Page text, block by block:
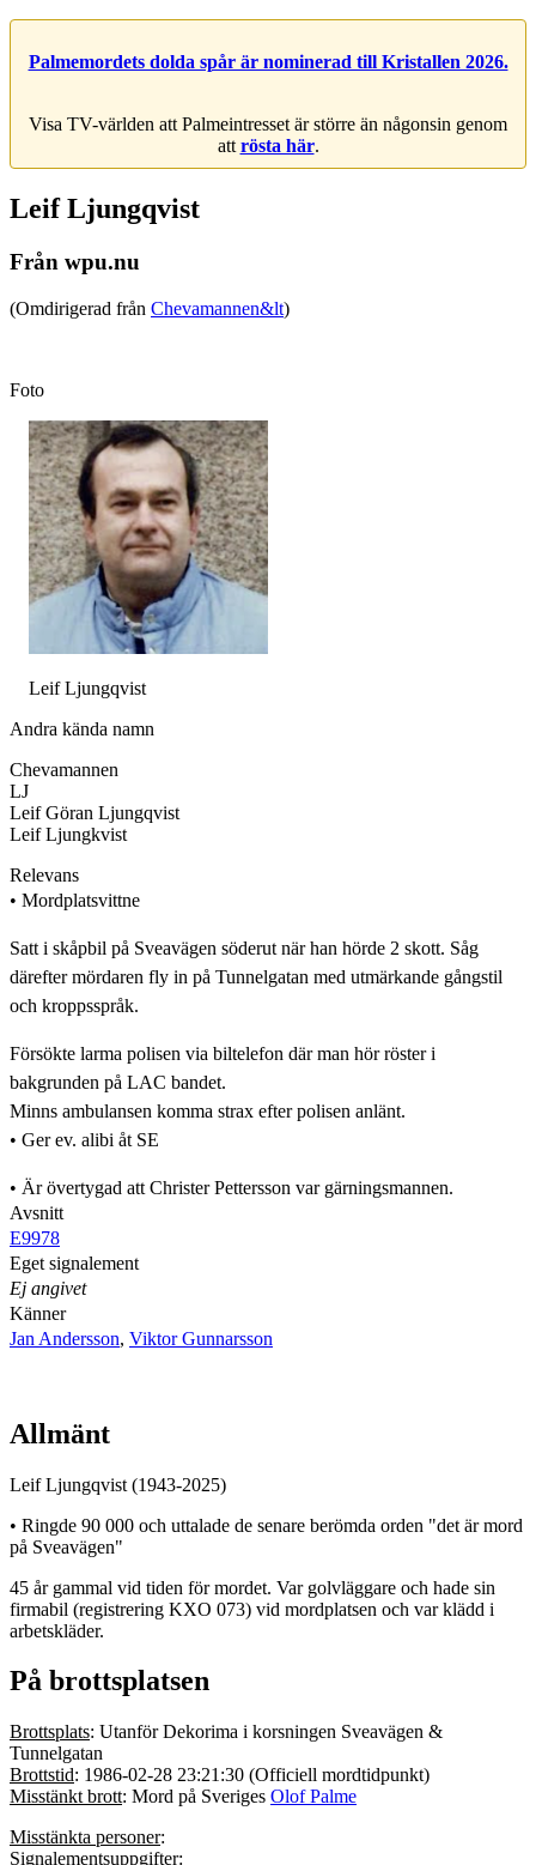
Palmemordets dolda spår är nominerad till Kristallen 2026.
Visa TV-världen att Palmeintresset är större än någonsin genom
att rösta här.
Leif Ljungqvist
Från wpu.nu
(Omdirigerad från Chevamannen&lt)
Foto
Leif Ljungqvist
Andra kända namn
Chevamannen
LJ
Leif Göran Ljungqvist
Leif Ljungkvist
Relevans
• Mordplatsvittne
Satt i skåpbil på Sveavägen söderut när han hörde 2 skott. Såg
därefter mördaren fly in på Tunnelgatan med utmärkande gångstil
och kroppsspråk.
Försökte larma polisen via biltelefon där man hör röster i
bakgrunden på LAC bandet.
Minns ambulansen komma strax efter polisen anlänt.
• Ger ev. alibi åt SE
• Är övertygad att Christer Pettersson var gärningsmannen.
Avsnitt
E9978
Eget signalement
Ej angivet
Känner
Jan Andersson, Viktor Gunnarsson
Allmänt
Leif Ljungqvist (1943-2025)
• Ringde 90 000 och uttalade de senare berömda orden "det är mord
på Sveavägen"
45 år gammal vid tiden för mordet. Var golvläggare och hade sin
firmabil (registrering KXO 073) vid mordplatsen och var klädd i
arbetskläder.
På brottsplatsen
Brottsplats: Utanför Dekorima i korsningen Sveavägen &
Tunnelgatan
Brottstid: 1986-02-28 23:21:30 (Officiell mordtidpunkt)
Misstänkt brott: Mord på Sveriges Olof Palme
Misstänkta personer:
Signalementsuppgifter: